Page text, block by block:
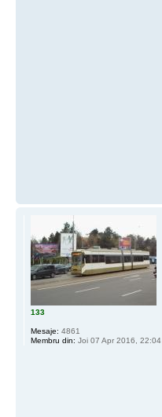
133
Mesaje: 4861
Membru din: Joi 07 Apr 2016, 22:04